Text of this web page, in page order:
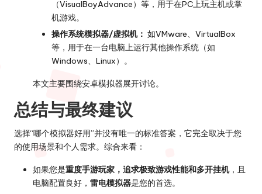
（VisualBoyAdvance）等，用于在PC上玩主机或掌
机游戏。
操作系统模拟器/虚拟机： 如VMware、VirtualBox
等，用于在一台电脑上运行其他操作系统（如
Windows、Linux）。
本文主要围绕安卓模拟器展开讨论。
总结与最终建议
选择“哪个模拟器好用”并没有唯一的标准答案，它完全取决于您
的使用场景和个人需求。综合来看：
如果您是重度手游玩家，追求极致游戏性能和多开挂机，且
电脑配置良好， 雷电模拟器是您的首选。